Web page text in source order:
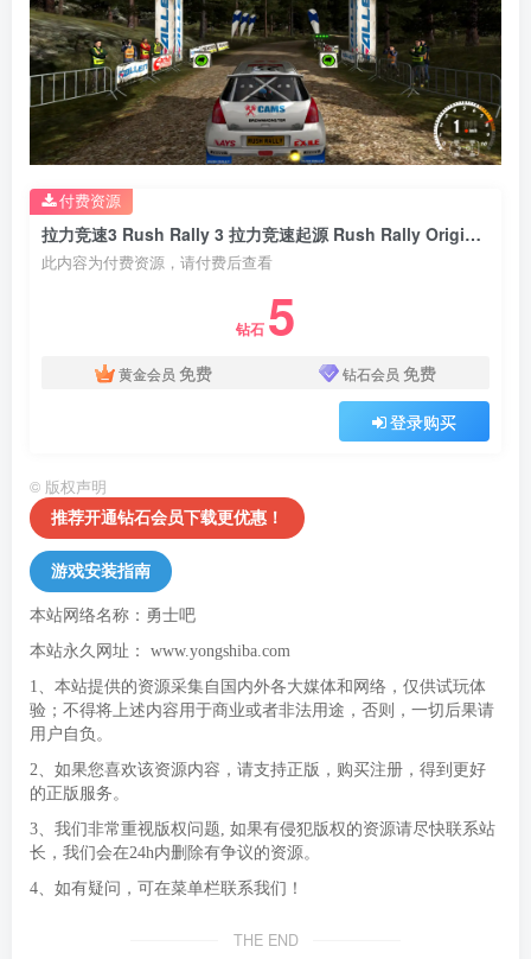
拉力竞速3 Rush Rally 3 拉力竞速起源 Rush Rally Origins v1.84版 官方中文
此内容为付费资源，请付费后查看
钻石 5
黄金会员 免费 钻石会员 免费
登录购买
付费资源
© 版权声明
推荐开通钻石会员下载更优惠！
游戏安装指南
本站网络名称：勇士吧
本站永久网址： www.yongshiba.com
1、本站提供的资源采集自国内外各大媒体和网络，仅供试玩体
验；不得将上述内容用于商业或者非法用途，否则，一切后果请
用户自负。
2、如果您喜欢该资源内容，请支持正版，购买注册，得到更好
的正版服务。
3、我们非常重视版权问题, 如果有侵犯版权的资源请尽快联系站
长，我们会在24h内删除有争议的资源。
4、如有疑问，可在菜单栏联系我们！
THE END